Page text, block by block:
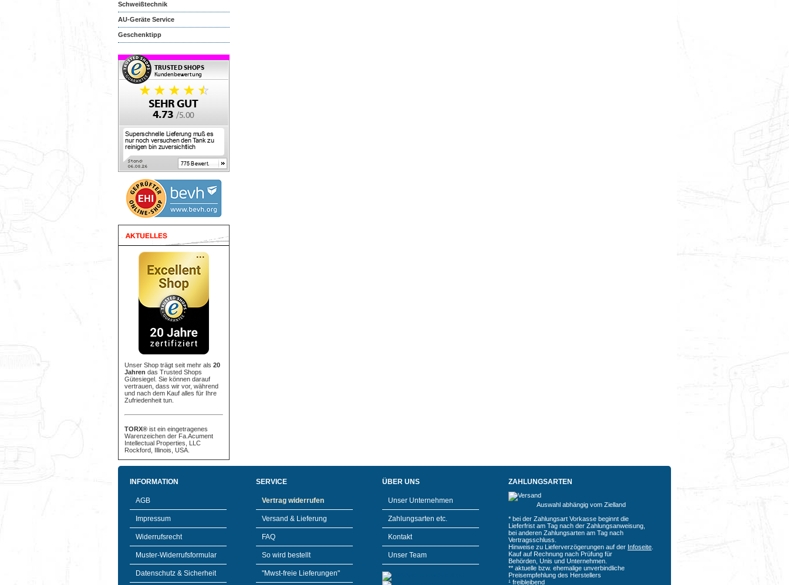
Schweißtechnik
AU-Geräte Service
Geschenktipp
Unser Shop trägt seit mehr als 20
Jahren das Trusted Shops
Gütesiegel. Sie können darauf
vertrauen, dass wir vor, während
und nach dem Kauf alles für Ihre
Zufriedenheit tun.
TORX® ist ein eingetragenes
Warenzeichen der Fa.Acument
Intellectual Properties, LLC
Rockford, Illinois, USA.
INFORMATION
AGB
Impressum
Widerrufsrecht
Muster-Widerrufsformular
Datenschutz & Sicherheit
SERVICE
Vertrag widerrufen
Versand & Lieferung
FAQ
So wird bestellt
"Mwst-freie Lieferungen"
ÜBER UNS
Unser Unternehmen
Zahlungsarten etc.
Kontakt
Unser Team
ZAHLUNGSARTEN
Auswahl abhängig vom Zielland
* bei der Zahlungsart Vorkasse beginnt die
Lieferfrist am Tag nach der Zahlungsanweisung,
bei anderen Zahlungsarten am Tag nach
Vertragsschluss.
Hinweise zu Lieferverzögerungen auf der Infoseite
Kauf auf Rechnung nach Prüfung für
Behörden, Unis und Unternehmen.
** aktuelle bzw. ehemalige unverbindliche
Preisempfehlung des Herstellers
¹ freibleibend